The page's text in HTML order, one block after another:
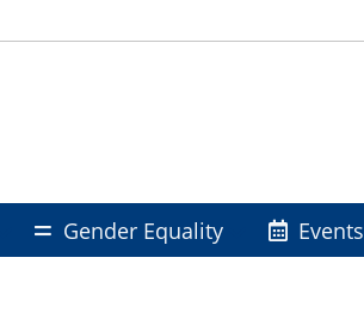
Gender Equality Events